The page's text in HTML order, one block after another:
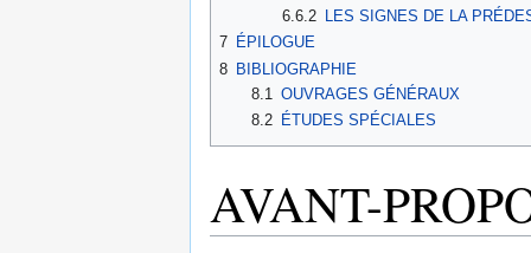
6.6.2 LES SIGNES DE LA
7 ÉPILOGUE
8 BIBLIOGRAPHIE
8.1 OUVRAGES GÉNÉRAUX
8.2
ÉTUDES SPÉCIALES
AVANT-